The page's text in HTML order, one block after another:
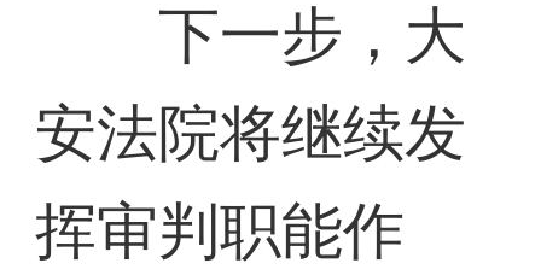
下一步，大
安法院将继续发
挥审判职能作